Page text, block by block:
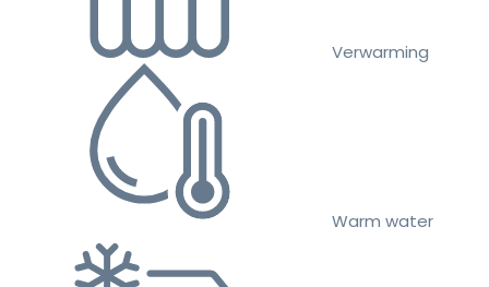
Verwarming
Warm water